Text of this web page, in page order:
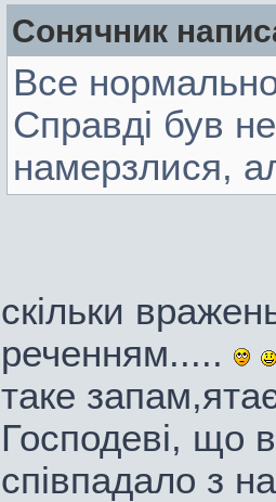
Сонячник
Все
Справді був
намерзлися,
скільки
реченням.....
таке
Господеві, що
співпадало з